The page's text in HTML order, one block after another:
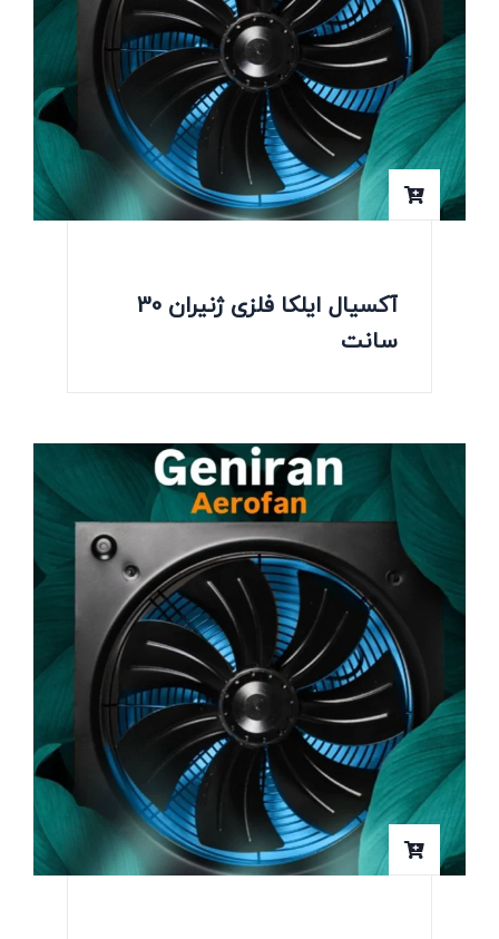
آکسیال ایلکا فلزی ژنیران 30
سانت